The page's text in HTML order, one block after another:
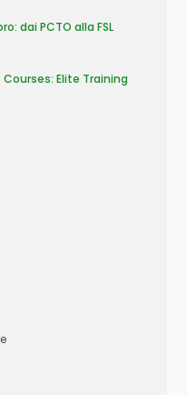
dai PCTO alla FSL
Courses: Elite Training